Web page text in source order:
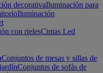
decorativaIluminación para
Iluminación
con rielesCintas Led
Conjuntos de mesas y sillas de
Conjuntos de sofás de